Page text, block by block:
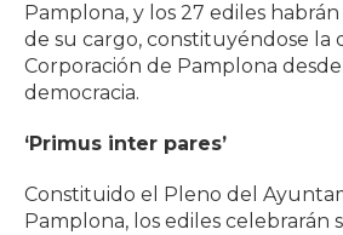
Pamplona, y los 27 ediles
de su cargo, constituyéndose la
Corporación de Pamplona
democracia.
‘Primus inter pares’
Constituido el Pleno del
Pamplona, los ediles celebrarán